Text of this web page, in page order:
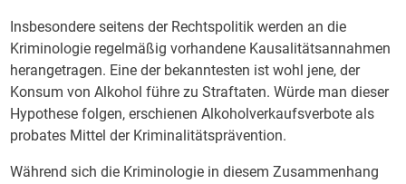
Insbesondere seitens der Rechtspolitik werden an die
Kriminologie regelmäßig vorhandene Kausalitätsannahmen
herangetragen. Eine der bekanntesten ist wohl jene, der
Konsum von Alkohol führe zu Straftaten. Würde man dieser
Hypothese folgen, erschienen Alkoholverkaufsverbote als
probates Mittel der Kriminalitätsprävention.
Während sich die Kriminologie in diesem Zusammenhang